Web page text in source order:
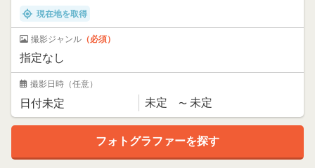
現在地を取得
撮影ジャンル （必須）
撮影日時 （任意）